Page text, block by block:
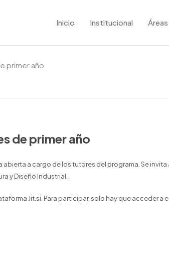
Inicio Institucional
primer año
de primer año
abierta a cargo de los tutores del programa. Se
y Diseño Industrial.
Jit.si. Para participar, solo hay que acceder a